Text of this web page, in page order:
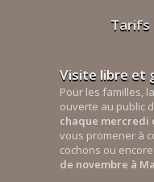
Tarifs
Visite libre et
Pour les familles,
ouverte au public
chaque mercredi
vous promener à
cochons ou
de novembre à